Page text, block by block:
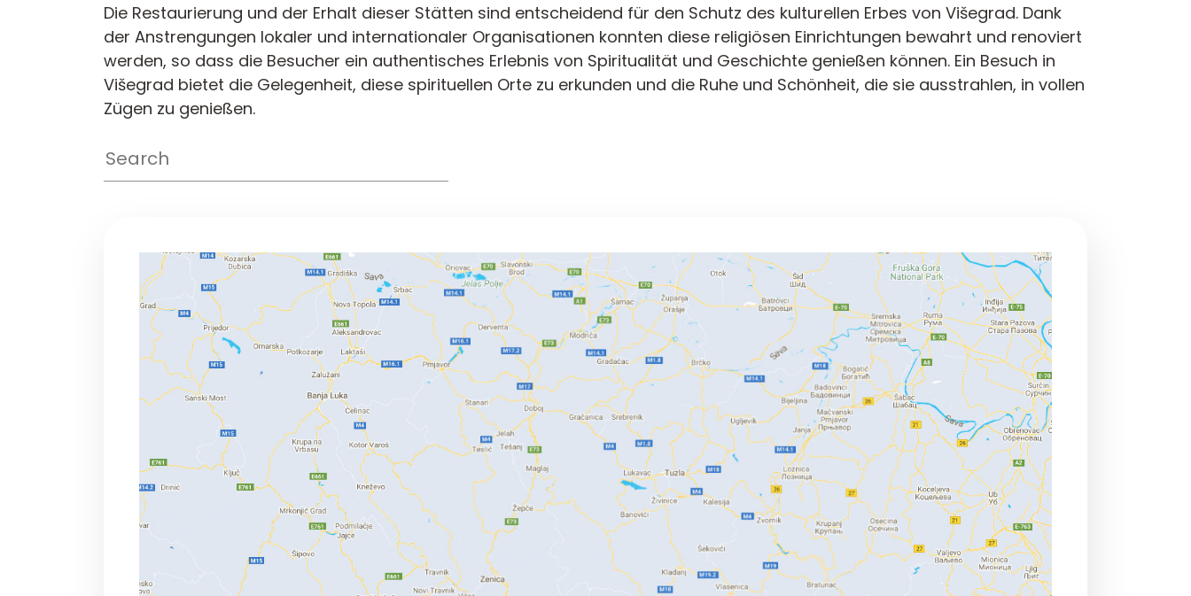
Die Restaurierung und der Erhalt dieser Stätten sind entscheidend für den Schutz des kulturellen Erbes von Višegrad. Dank
der Anstrengungen lokaler und internationaler Organisationen konnten diese religiösen Einrichtungen bewahrt und renoviert
werden, so dass die Besucher ein authentisches Erlebnis von Spiritualität und Geschichte genießen können. Ein Besuch in
Višegrad bietet die Gelegenheit, diese spirituellen Orte zu erkunden und die Ruhe und Schönheit, die sie ausstrahlen, in vollen
Zügen zu genießen.